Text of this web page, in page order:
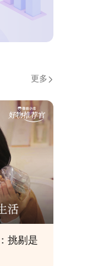
更多
挑剔是